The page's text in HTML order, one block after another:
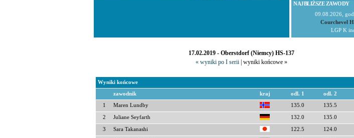
NAJBLIŻSZE ZAWODY
09.08.2026,
Courchevel
LGP K
17.02.2019 - Oberstdorf (Niemcy) HS-137
« wyniki po I serii| wyniki końcowe »
Wyniki końcowe
zawodnik kraj odl. 1 odl. 2
1 Maren Lundby 135.0 135.5
2 Juliane Seyfarth 132.0 135.0
3 Sara Takanashi 122.5 124.0